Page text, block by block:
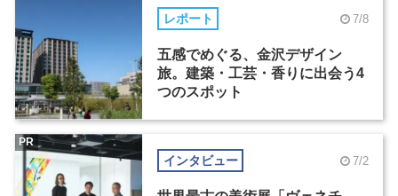
レポート 7/8
五感でめぐる、金沢デザイン
旅。建築・工芸・香りに出会う4
つのスポット
インタビュー 7/2
PR